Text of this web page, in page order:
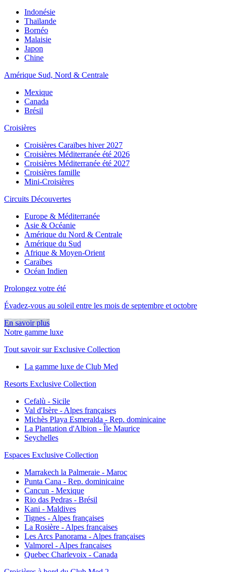
Indonésie
Thaïlande
Bornéo
Malaisie
Japon
Chine
Amérique Sud, Nord & Centrale
Mexique
Canada
Brésil
Croisières
Croisières Caraïbes hiver 2027
Croisières Méditerranée été 2026
Croisières Méditerranée été 2027
Croisières famille
Mini-Croisières
Circuits Découvertes
Europe & Méditerranée
Asie & Océanie
Amérique du Nord & Centrale
Amérique du Sud
Afrique & Moyen-Orient
Caraïbes
Océan Indien
Prolongez votre été
Évadez-vous au soleil entre les mois de septembre et octobre
En savoir plus
Notre gamme luxe
Tout savoir sur Exclusive Collection
La gamme luxe de Club Med
Resorts Exclusive Collection
Cefalù - Sicile
Val d'Isère - Alpes françaises
Michès Playa Esmeralda - Rep. dominicaine
La Plantation d'Albion - Île Maurice
Seychelles
Espaces Exclusive Collection
Marrakech la Palmeraie - Maroc
Punta Cana - Rep. dominicaine
Cancun - Mexique
Rio das Pedras - Brésil
Kani - Maldives
Tignes - Alpes françaises
La Rosière - Alpes françaises
Les Arcs Panorama - Alpes françaises
Valmorel - Alpes françaises
Quebec Charlevoix - Canada